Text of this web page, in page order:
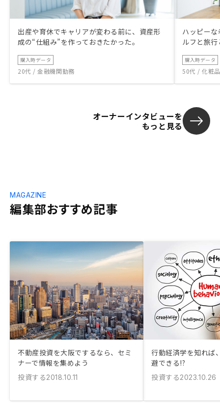
出産や育休でキャリアが変わる前に、資産形
成の“仕組み”を作っておきたかった。
購入時データ
20代 / 金融機関勤務
ハッピー
ルフと旅
購入時データ
50代 / 化粧
オーナーインタビューを
もっと見る
編集部おすすめ記事
MAGAZINE
不動産投資を大阪でするなら、セミ
ナーで情報を集めよう
投資する2018.10.11
行動経済学を知れば
避できる!?
投資する2023.10.26